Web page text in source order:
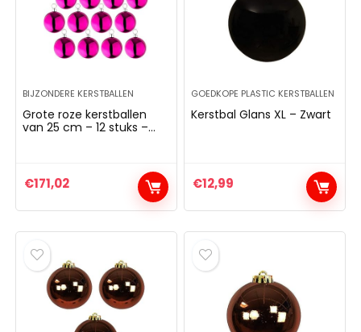
BIJZONDERE KERSTBALLEN
Grote roze kerstballen
van 25 cm – 12 stuks –
€171,02
GOEDKOPE PLASTIC KERSTBALLEN
Kerstbal Glans XL – Zwart
€12,99